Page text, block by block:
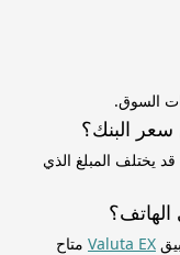
السوق.
يختلف المبلغ الذي
Valuta EX متاح